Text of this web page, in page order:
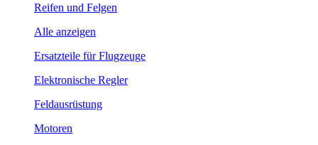
Reifen und Felgen
Alle anzeigen
Ersatzteile für Flugzeuge
Elektronische Regler
Feldausrüstung
Motoren